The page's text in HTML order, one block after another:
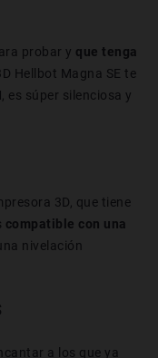
probar y que tenga
Hellbot Magna SE te
es súper silenciosa y
3D, que tiene
compatible con una
nivelación
a los que ya